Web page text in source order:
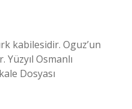
kabilesidir. Oguz’un
Osmanlı
Dosyası